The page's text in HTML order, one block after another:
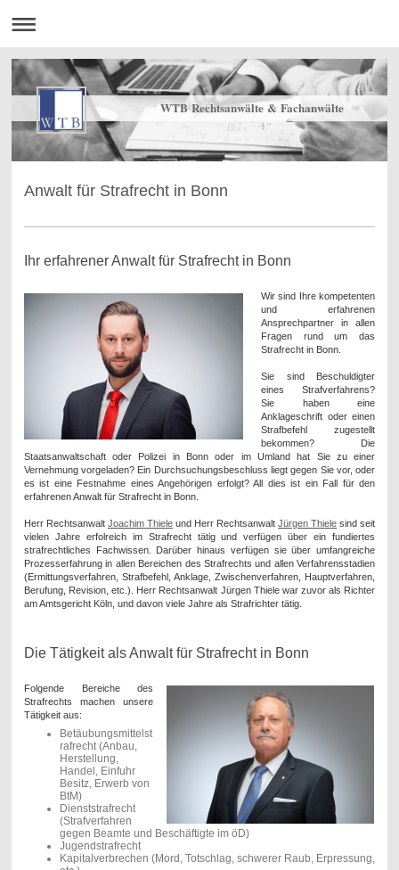
WTB Rechtsanwälte & Fachanwälte
Anwalt für Strafrecht in Bonn
Ihr erfahrener Anwalt für Strafrecht in Bonn
Wir sind Ihre kompetenten
und erfahrenen
Ansprechpartner in allen
Fragen rund um das
Strafrecht in Bonn.
Sie sind Beschuldigter
eines Strafverfahrens?
Sie haben eine
Anklageschrift oder einen
Strafbefehl zugestellt
bekommen? Die
Staatsanwaltschaft oder Polizei in Bonn oder im Umland hat Sie zu einer
Vernehmung vorgeladen? Ein Durchsuchungsbeschluss liegt gegen Sie vor, oder
es ist eine Festnahme eines Angehörigen erfolgt? All dies ist ein Fall für den
erfahrenen Anwalt für Strafrecht in Bonn.
Herr Rechtsanwalt Joachim Thieleund Herr RechtsanwaltJürgen Thiele sind seit
vielen Jahre erfolreich im Strafrecht tätig und verfügen über ein fundiertes
strafrechtliches Fachwissen. Darüber hinaus verfügen sie über umfangreiche
Prozesserfahrung in allen Bereichen des Strafrechts und allen Verfahrensstadien
(Ermittungsverfahren, Strafbefehl, Anklage, Zwischenverfahren, Hauptverfahren,
Berufung, Revision, etc.). Herr Rechtsanwalt Jürgen Thiele war zuvor als Richter
am Amtsgericht Köln, und davon viele Jahre als Strafrichter tätig.
Die Tätigkeit als Anwalt für Strafrecht in Bonn
Folgende Bereiche des
Strafrechts machen unsere
Tätigkeit aus:
Betäubungsmittelst
rafrecht (Anbau,
Herstellung,
Handel, Einfuhr
Besitz, Erwerb von
BtM)
Dienststrafrecht
(Strafverfahren
gegen Beamte und Beschäftigte im öD)
Jugendstrafrecht
Kapitalverbrechen (Mord, Totschlag, schwerer Raub, Erpressung,